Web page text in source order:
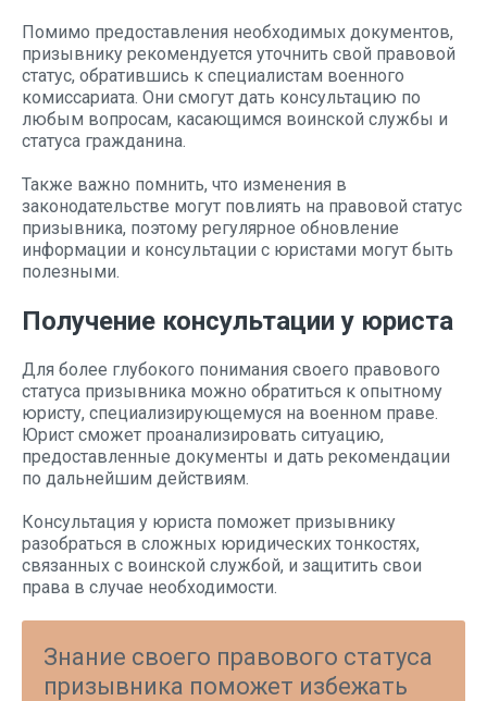
Помимо предоставления необходимых документов,
призывнику рекомендуется уточнить свой правовой
статус, обратившись к специалистам военного
комиссариата. Они смогут дать консультацию по
любым вопросам, касающимся воинской службы и
статуса гражданина.
Также важно помнить, что изменения в
законодательстве могут повлиять на правовой статус
призывника, поэтому регулярное обновление
информации и консультации с юристами могут быть
полезными.
Получение консультации у юриста
Для более глубокого понимания своего правового
статуса призывника можно обратиться к опытному
юристу, специализирующемуся на военном праве.
Юрист сможет проанализировать ситуацию,
предоставленные документы и дать рекомендации
по дальнейшим действиям.
Консультация у юриста поможет призывнику
разобраться в сложных юридических тонкостях,
связанных с воинской службой, и защитить свои
права в случае необходимости.
Знание своего правового статуса
призывника поможет избежать